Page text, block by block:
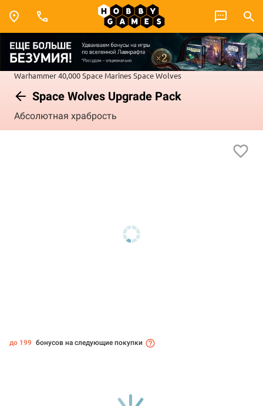
Warhammer 40,000Space MarinesSpace Wolves
Space Wolves Upgrade Pack
Абсолютная храбрость
до 199 бонусов на следующие покупки